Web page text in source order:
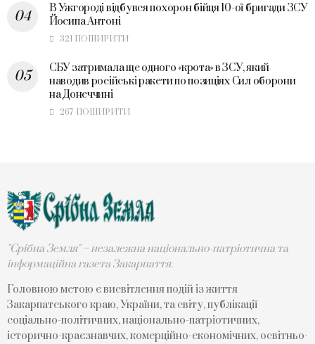
В Ужгороді відбувся похорон бійця 10-ої бригади ЗСУ
Йосипа Антоні
321 ПОШИРИТИ
СБУ затримала ще одного «крота» в ЗСУ, який
наводив російські ракети по позиціях Сил оборони
на Донеччині
267 ПОШИРИТИ
"Срібна Земля" – незалежна національно-патріотична та
інформаційна газета Закарпаття.
Головною метою є висвітлення подій із життя
Закарпатського краю, України, та світу, публікації
соціально-політичних, національно-патріотичних,
історично-краєзнавчих, комерційно-економічних, освітньо-